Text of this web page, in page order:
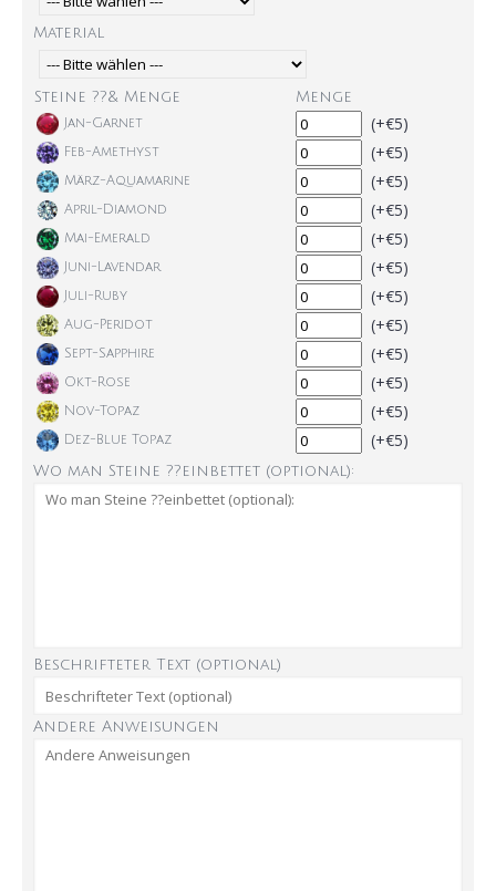
Material
Steine ??& Menge Menge
Jan-Garnet (+€5)
Feb-Amethyst (+€5)
März-Aquamarine (+€5)
April-Diamond (+€5)
Mai-Emerald (+€5)
Juni-Lavendar (+€5)
Juli-Ruby (+€5)
Aug-Peridot (+€5)
Sept-Sapphire (+€5)
Okt-Rose (+€5)
Nov-Topaz (+€5)
Dez-Blue Topaz (+€5)
Wo man Steine ??einbettet (optional):
Beschrifteter Text (optional)
Andere Anweisungen